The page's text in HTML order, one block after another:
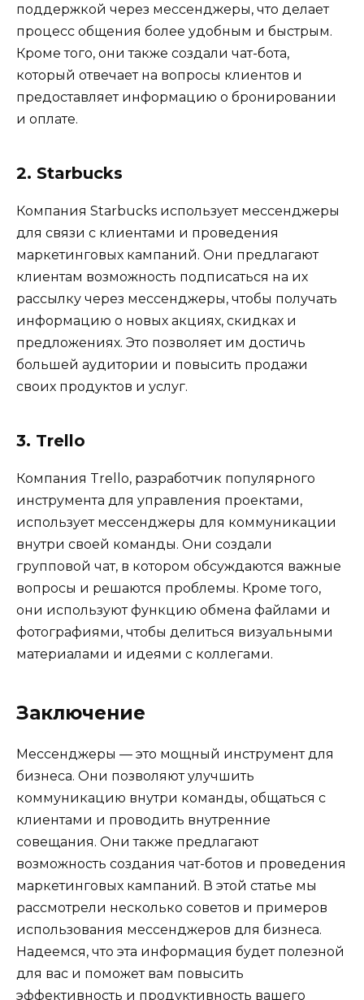
поддержкой через мессенджеры, что делает
процесс общения более удобным и быстрым.
Кроме того, они также создали чат-бота,
который отвечает на вопросы клиентов и
предоставляет информацию о бронировании
и оплате.
2. Starbucks
Компания Starbucks использует мессенджеры
для связи с клиентами и проведения
маркетинговых кампаний. Они предлагают
клиентам возможность подписаться на их
рассылку через мессенджеры, чтобы получать
информацию о новых акциях, скидках и
предложениях. Это позволяет им достичь
большей аудитории и повысить продажи
своих продуктов и услуг.
3. Trello
Компания Trello, разработчик популярного
инструмента для управления проектами,
использует мессенджеры для коммуникации
внутри своей команды. Они создали
групповой чат, в котором обсуждаются важные
вопросы и решаются проблемы. Кроме того,
они используют функцию обмена файлами и
фотографиями, чтобы делиться визуальными
материалами и идеями с коллегами.
Заключение
Мессенджеры — это мощный инструмент для
бизнеса. Они позволяют улучшить
коммуникацию внутри команды, общаться с
клиентами и проводить внутренние
совещания. Они также предлагают
возможность создания чат-ботов и проведения
маркетинговых кампаний. В этой статье мы
рассмотрели несколько советов и примеров
использования мессенджеров для бизнеса.
Надеемся, что эта информация будет полезной
для вас и поможет вам повысить
эффективность и продуктивность вашего